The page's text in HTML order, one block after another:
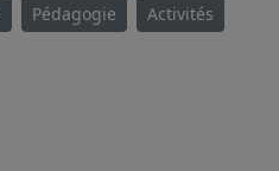
Pédagogie Activités